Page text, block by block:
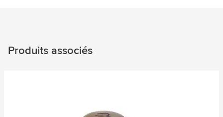
Produits associés